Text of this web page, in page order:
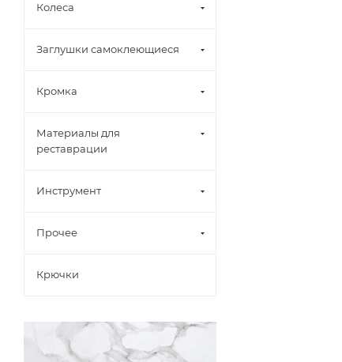
Колеса
Заглушки самоклеющиеся
Кромка
Материалы для
реставрации
Инструмент
Прочее
Крючки